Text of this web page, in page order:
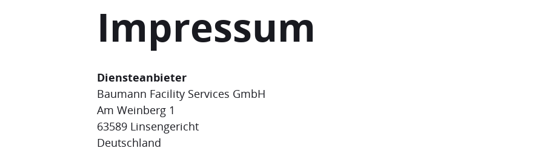
Impressum
Diensteanbieter
Baumann Facility Services GmbH
Am Weinberg 1
63589 Linsengericht
Deutschland